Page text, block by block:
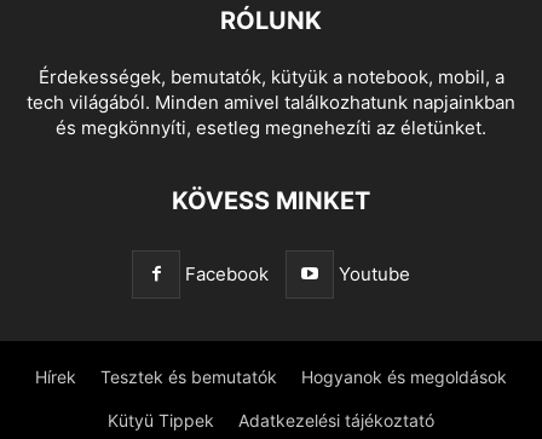
RÓLUNK
Érdekességek, bemutatók, kütyük a notebook, mobil, a
tech világából. Minden amivel találkozhatunk napjainkban
és megkönnyíti, esetleg megnehezíti az életünket.
KÖVESS MINKET
Facebook Youtube
Hírek Tesztek és bemutatók Hogyanok és megoldások
Kütyü Tippek Adatkezelési tájékoztató